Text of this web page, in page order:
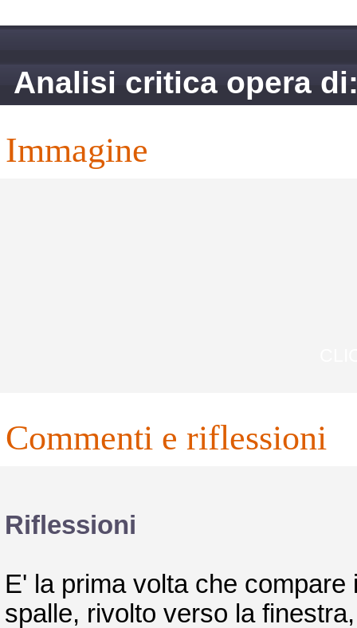
Analisi critica opera
immagine
commenti e riflessioni
Riflessioni
E' la prima volta che
spalle, rivolto verso la